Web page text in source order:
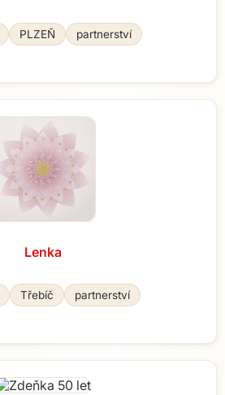
PLZEŇ partnerství
Lenka
Třebíč partnerství